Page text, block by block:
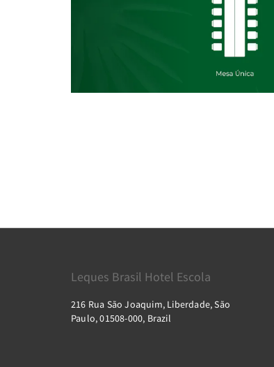
Leques Brasil Hotel Escola
216 Rua São Joaquim, Liberdade, São
Paulo, 01508-000, Brazil